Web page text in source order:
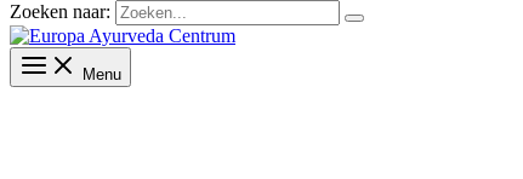
Zoeken naar:
Menu